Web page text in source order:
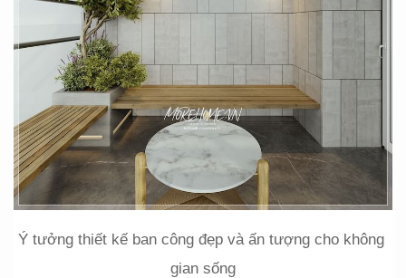
Ý tưởng thiết kế ban công đẹp và ấn tượng cho không
gian sống